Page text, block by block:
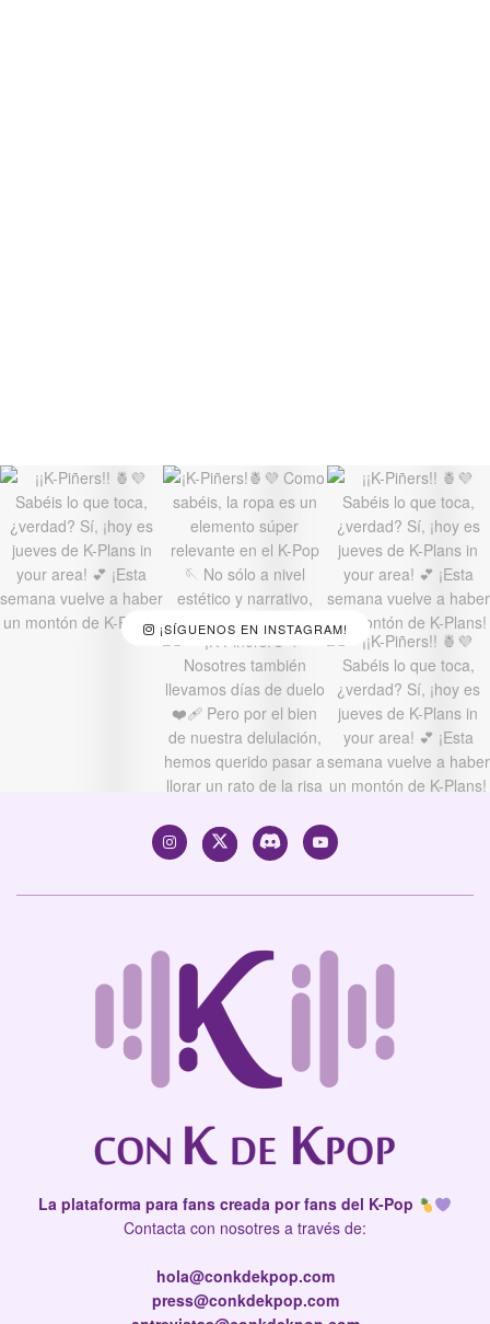
¡SÍGUENOS EN INSTAGRAM!
La plataforma para fans creada por fans del K-Pop
Contacta con nosotres a través de:
hola@conkdekpop.com
press@conkdekpop.com